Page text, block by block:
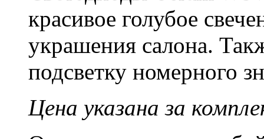
красивое голубое
украшения салона.
подсветку номерного
Цена указана за